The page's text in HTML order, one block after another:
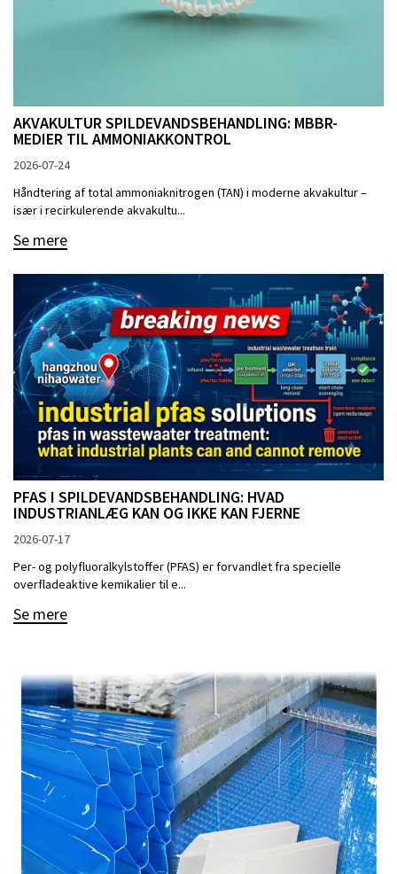
AKVAKULTUR SPILDEVANDSBEHANDLING: MBBR-
MEDIER TIL AMMONIAKKONTROL
2026-07-24
Håndtering af total ammoniaknitrogen (TAN) i moderne akvakultur –
især i recirkulerende akvakultu...
Se mere
PFAS I SPILDEVANDSBEHANDLING: HVAD
INDUSTRIANLÆG KAN OG IKKE KAN FJERNE
2026-07-17
Per- og polyfluoralkylstoffer (PFAS) er forvandlet fra specielle
overfladeaktive kemikalier til e...
Se mere